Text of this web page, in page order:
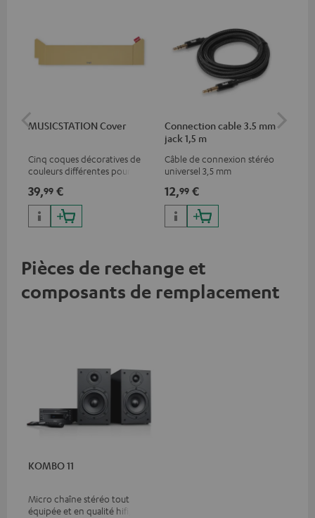
MUSICSTATION Cover
Cinq coques décoratives de
couleurs différentes pour la
39,99 €
Connection cable 3.5 mm
jack 1,5 m
Câble de connexion stéréo
universel 3,5 mm
12,99 €
Pièces de rechange et
composants de remplacement
KOMBO 11
Micro chaîne stéréo tout
équipée et en qualité hifi,